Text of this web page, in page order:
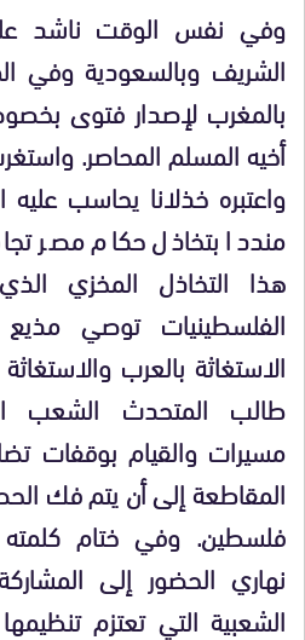
وفي نفس الوقت ناشد
الشريف وبالسعودية وفي
بالمغرب لإصدار فتوى
أخيه المسلم المحاصر.
واعتبره خذلانا يحاسب
منددا بتخاذل حكام مصر
هذا التخاذل المخزي
الفلسطينيات توصي
الاستغاثة بالعرب
طالب المتحدث الشعب
مسيرات والقيام بوقفات
المقاطعة إلى أن يتم فك
فلسطين. وفي ختام كلمته
نهاري الحضور إلى
الشعبية التي تعتزم